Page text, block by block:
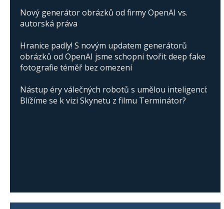
Nový generátor obrázků od firmy OpenAI vs.
autorská práva
Hranice padly! S novým updatem generátorů
obrázků od OpenAI jsme schopni tvořit deep fake
fotografie téměř bez omezení
Nástup éry válečných robotů s umělou inteligencí:
Blížíme se k vizi Skynetu z filmu Terminátor?